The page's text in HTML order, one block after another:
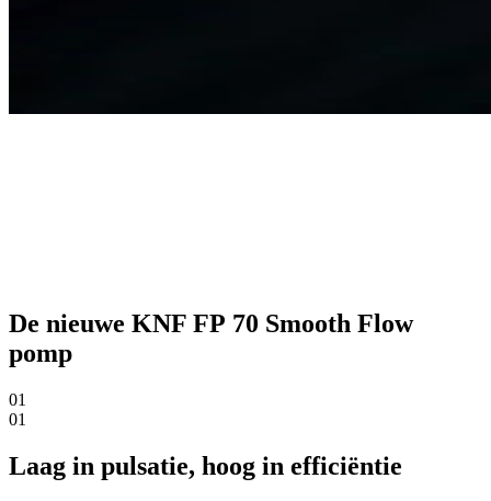
De nieuwe KNF FP 70 Smooth Flow
pomp
01
01
Laag in pulsatie, hoog in efficiëntie